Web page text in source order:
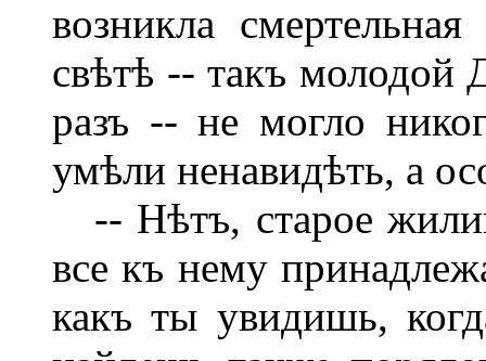
возникла
свѣтѣ -- такъ молодой
разъ -- не могло
умѣли ненавидѣть, а
-- Нѣтъ, старое
все къ нему
какъ ты увидишь,